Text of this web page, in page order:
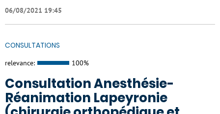
06/08/2021 19:45
CONSULTATIONS
relevance: 100%
Consultation Anesthésie-
Réanimation Lapeyronie